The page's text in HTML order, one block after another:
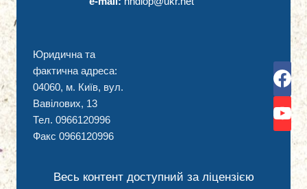
Юридична та
фактична адреса:
04060, м. Київ, вул.
Вавілових, 13
Тел. 0966120996
Факс 0966120996
Весь контент доступний за ліцензією